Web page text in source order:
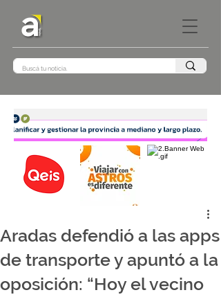
Aradas defendió a las apps
de transporte y apuntó a la
oposición: “Hoy el vecino